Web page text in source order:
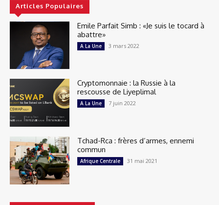
Articles Populaires
Emile Parfait Simb : «Je suis le tocard à
abattre»
A La Une 3 mars 2022
Cryptomonnaie : la Russie à la
rescousse de Liyeplimal
A La Une 7 juin 2022
Tchad-Rca : frères d’armes, ennemi
commun
Afrique Centrale 31 mai 2021